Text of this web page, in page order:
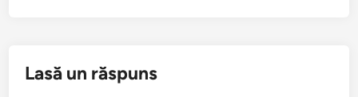
Lasă un răspuns